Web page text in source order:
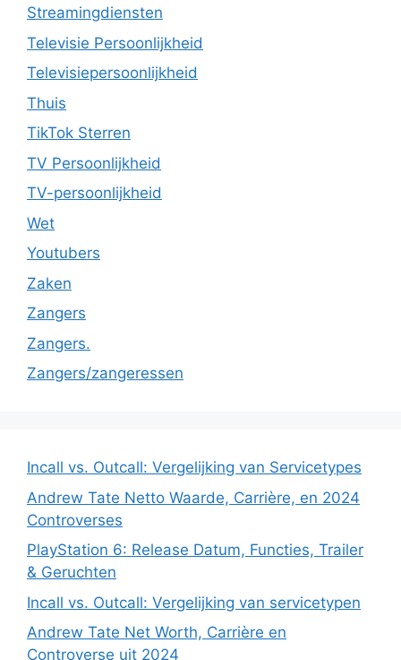
Streamingdiensten
Televisie Persoonlijkheid
Televisiepersoonlijkheid
Thuis
TikTok Sterren
TV Persoonlijkheid
TV-persoonlijkheid
Wet
Youtubers
Zaken
Zangers
Zangers.
Zangers/zangeressen
Incall vs. Outcall: Vergelijking van Servicetypes
Andrew Tate Netto Waarde, Carrière, en 2024
Controverses
PlayStation 6: Release Datum, Functies, Trailer
& Geruchten
Incall vs. Outcall: Vergelijking van servicetypen
Andrew Tate Net Worth, Carrière en
Controverse uit 2024